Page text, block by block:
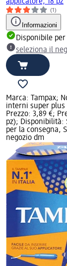
(1)
Informazioni
Disponibile
seleziona il
Marca: Tampax;
interni super plus
Prezzo: 3,89 €;
pz); Disponibilità:
per la consegna,
negozio dm